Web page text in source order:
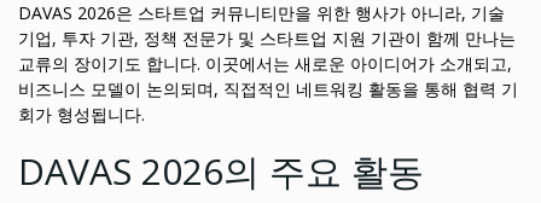
DAVAS 2026은 스타트업 커뮤니티만을 위한 행사가 아니라, 기술
기업, 투자 기관, 정책 전문가 및 스타트업 지원 기관이 함께 만나는
교류의 장이기도 합니다. 이곳에서는 새로운 아이디어가 소개되고,
비즈니스 모델이 논의되며, 직접적인 네트워킹 활동을 통해 협력 기
회가 형성됩니다.
DAVAS 2026의 주요 활동